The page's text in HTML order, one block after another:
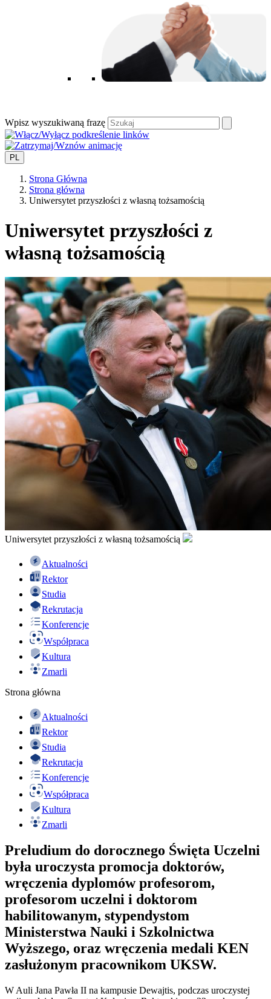
Wpisz wyszukiwaną frazę
PL
Strona Główna
Strona główna
Uniwersytet przyszłości z własną tożsamością
Uniwersytet przyszłości z
własną tożsamością
Uniwersytet przyszłości z własną tożsamością
Aktualności
Rektor
Studia
Rekrutacja
Konferencje
Współpraca
Kultura
Zmarli
Strona główna
Aktualności
Rektor
Studia
Rekrutacja
Konferencje
Współpraca
Kultura
Zmarli
Preludium do dorocznego Święta Uczelni
była uroczysta promocja doktorów,
wręczenia dyplomów profesorom,
profesorom uczelni i doktorom
habilitowanym, stypendystom
Ministerstwa Nauki i Szkolnictwa
Wyższego, oraz wręczenia medali KEN
zasłużonym pracownikom UKSW.
W Auli Jana Pawła II na kampusie Dewajtis, podczas uroczystej